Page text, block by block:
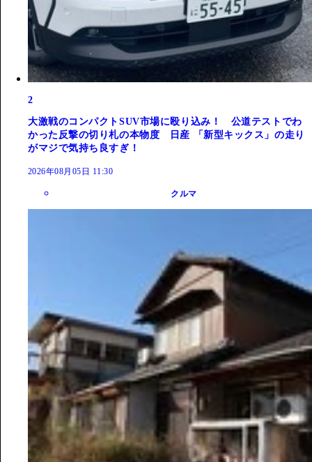
2
大激戦のコンパクトSUV市場に殴り込み！ 公道テストでわ
かった反撃の切り札の本物度 日産 「新型キックス」の走り
がマジで気持ち良すぎ！
2026年08月05日 11:30
クルマ